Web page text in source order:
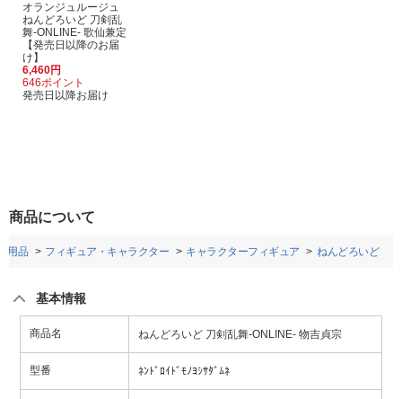
オランジュルージュ
ねんどろいど 刀剣乱
舞-ONLINE- 歌仙兼定
【発売日以降のお届
け】
6,460円
646ポイント
発売日以降お届け
商品について
用品 フィギュア・キャラクター キャラクターフィギュア ねんどろいど
基本情報
商品名 ねんどろいど 刀剣乱舞-ONLINE- 物吉貞宗
型番 ﾈﾝﾄﾞﾛｲﾄﾞﾓﾉﾖｼｻﾀﾞﾑﾈ